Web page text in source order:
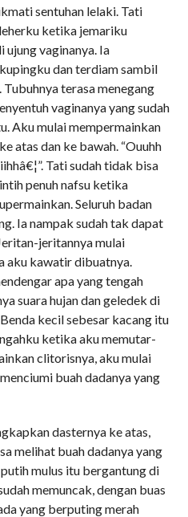
sentuhan lelaki. Tati
ketika jemariku
vaginanya. Ia
dan terdiam sambil
terasa menegang
vaginanya yang sudah
Aku mulai mempermainkan
atas dan ke bawah. “Ouuhh
Tati sudah tidak bisa
penuh nafsu ketika
Seluruh badan
Ia nampak sudah tak dapat
jeritannya mulai
aku kawatir dibuatnya.
apa yang tengah
suara hujan dan geledek di
kecil sebesar kacang itu
ketika aku memutar-
clitorisnya, aku mulai
buah dadanya yang
dasternya ke atas,
melihat buah dadanya yang
mulus itu bergantung di
memuncak, dengan buas
yang berputing merah